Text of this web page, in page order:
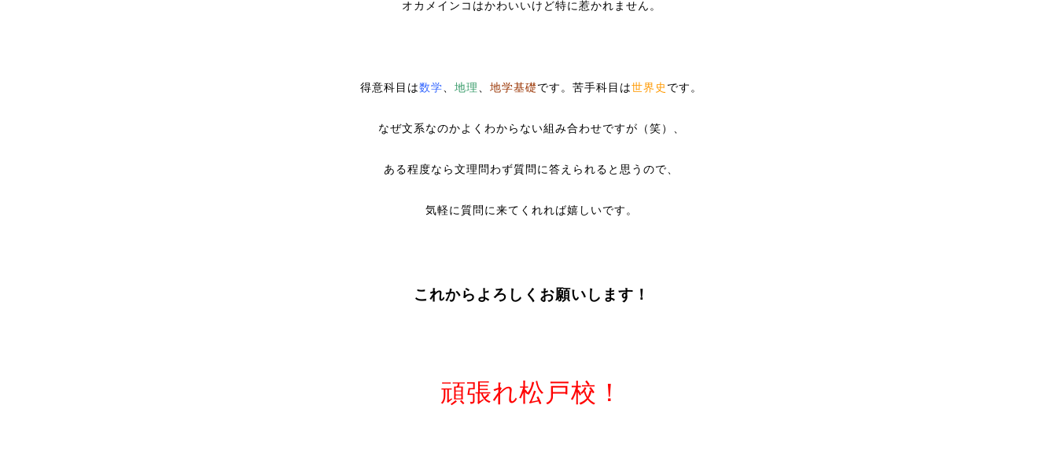
オカメインコはかわいいけど特に惹かれません。
得意科目は数学 地理 地学基礎です。苦手科目は世界史 です。
なぜ文系なのかよくわからない組み合わせですが（笑）、
ある程度なら文理問わず質問に答えられると思うので、
気軽に質問に来てくれれば嬉しいです。
これからよろしくお願いします！
頑張れ松戸校！